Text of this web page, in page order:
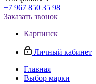
+7 967 850 35 98
Заказать звонок
Карпинск
Личный кабинет
Главная
Выбор марки